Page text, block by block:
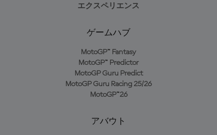
エクスペリエンス
ゲームハブ
MotoGP™ Fantasy
MotoGP™ Predictor
MotoGP Guru Predict
MotoGP Guru Racing 25/26
MotoGP™26
アバウト